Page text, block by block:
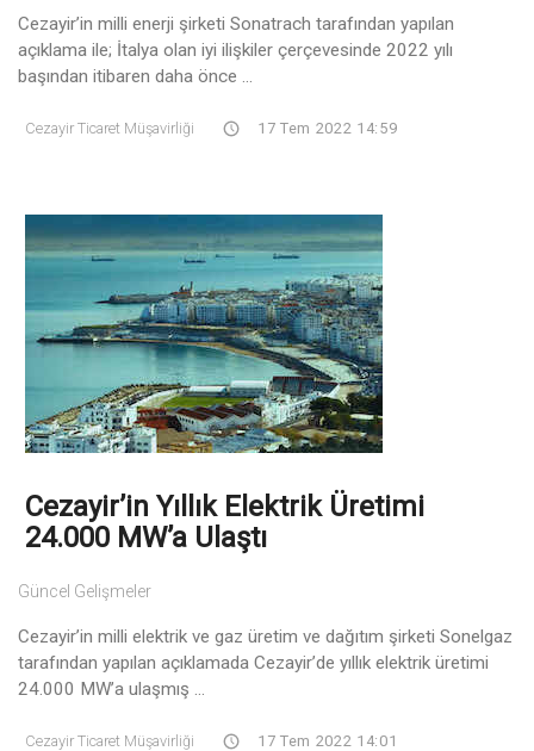
Cezayir’in milli enerji şirketi Sonatrach tarafından yapılan
açıklama ile; İtalya olan iyi ilişkiler çerçevesinde 2022 yılı
başından itibaren daha önce ...
Cezayir Ticaret Müşavirliği 17 Tem 2022 14:59
Cezayir’in Yıllık Elektrik Üretimi
24.000 MW’a Ulaştı
Güncel Gelişmeler
Cezayir’in milli elektrik ve gaz üretim ve dağıtım şirketi Sonelgaz
tarafından yapılan açıklamada Cezayir’de yıllık elektrik üretimi
24.000 MW’a ulaşmış ...
Cezayir Ticaret Müşavirliği 17 Tem 2022 14:01